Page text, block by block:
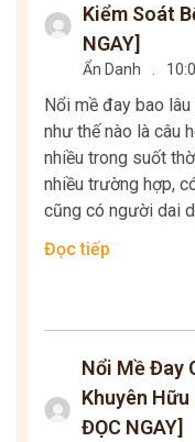
Kiểm Soát
NGAY]
Ẩn Danh
Nổi mề đay bao
như thế nào là câu
nhiều trong suốt
nhiều trường hợp,
cũng có người dai
Đọc tiếp
Nổi Mề Đay
Khuyên
ĐỌC NGAY]